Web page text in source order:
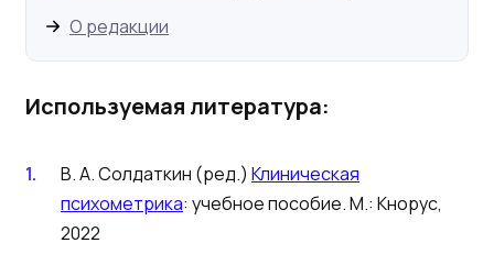
О редакции
Используемая литература:
В. А. Солдаткин (ред.) Клиническая
психометрика: учебное пособие. М.: Кнорус,
2022